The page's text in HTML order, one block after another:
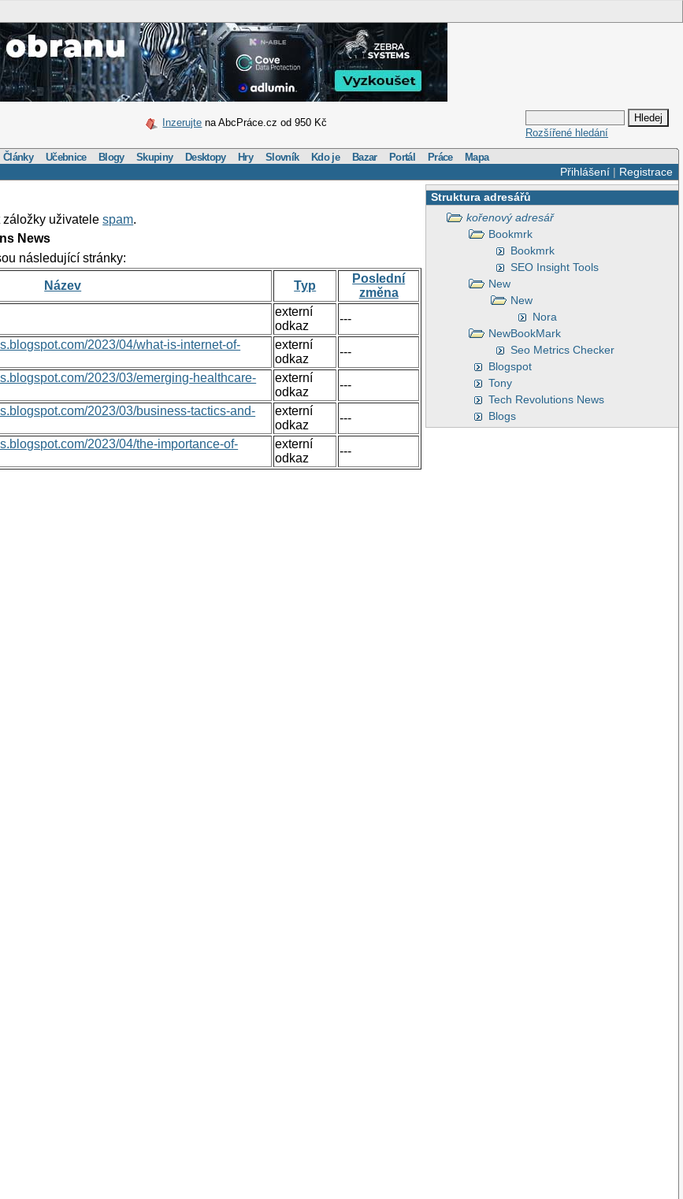
Inzerujte na AbcPráce.cz od 950 Kč
Rozšířené hledání
Články Učebnice Blogy Skupiny Desktopy Hry Slovník Kdo je Bazar Portál Práce Mapa
Přihlášení| Registrace
Struktura adresářů
kořenový adresář
Bookmrk
Bookmrk
SEO Insight Tools
New
New
Nora
NewBookMark
Seo Metrics Checker
Blogspot
Tony
Tech Revolutions News
Blogs
záložky uživatelespam.
News
následující stránky:
Název Typ
Poslední
změna
externí
odkaz
---
2023/04/what-is-internet-of-
externí
odkaz
---
2023/03/emerging-healthcare-
externí
odkaz
---
2023/03/business-tactics-and-
externí
odkaz
---
2023/04/the-importance-of-
externí
odkaz
---